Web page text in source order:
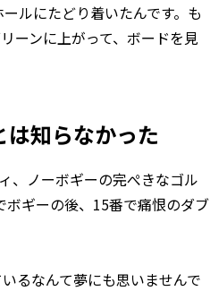
ルにたどり着いたんです。も
ーンに上がって、ボードを見
知らなかった
、ノーボギーの完ぺきなゴル
ギーの後、15番で痛恨のダブ
るなんて夢にも思いませんで